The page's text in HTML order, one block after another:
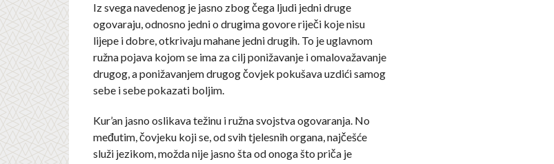
Iz svega navedenog je jasno zbog čega ljudi jedni druge
ogovaraju, odnosno jedni o drugima govore riječi koje nisu
lijepe i dobre, otkrivaju mahane jedni drugih. To je uglavnom
ružna pojava kojom se ima za cilj ponižavanje i omalovažavanje
drugog, a ponižavanjem drugog čovjek pokušava uzdići samog
sebe i sebe pokazati boljim.
Kur’an jasno oslikava težinu i ružna svojstva ogovaranja. No
međutim, čovjeku koji se, od svih tjelesnih organa, najčešće
služi jezikom, možda nije jasno šta od onoga što priča je